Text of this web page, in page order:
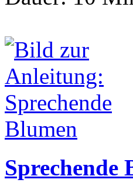
Sprechende